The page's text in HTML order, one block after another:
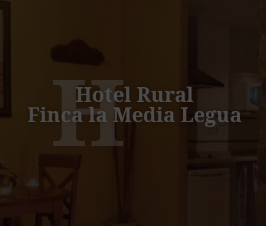
H
Hotel Rural
Finca la Media Legua